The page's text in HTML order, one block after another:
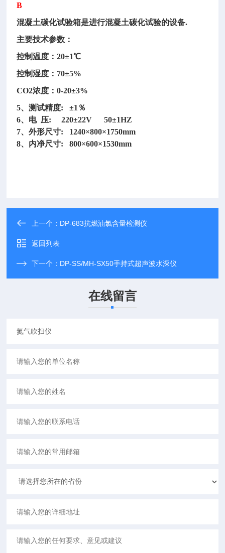
B
混凝土碳化试验箱是进行混凝土碳化试验的设备.
主要技术参数：
控制温度：20±1℃
控制湿度： 70±5%
CO2浓度：0-20±3%
5、测试精度: ±1％
6、电 压: 220±22V 50±1HZ
7、外形尺寸: 1240×800×1750mm
8、内净尺寸: 800×600×1530mm
上一个： DP-683抗燃油氯含量检测仪
返回列表
下一个： DP-SS/MH-SX50手持式超声波水深仪
在线留言